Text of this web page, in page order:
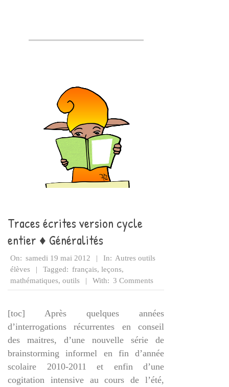
Traces écrites version cycle
entier ♦ Généralités
2012-
05-
19
On: samedi 19 mai 2012 In: Autres outils
élèves
Tagged: français, leçons,
mathématiques, outils With: 3 Comments
[toc] Après quelques années
d’interrogations récurrentes en conseil
des maitres, d’une nouvelle série de
brainstorming informel en fin d’année
scolaire 2010-2011 et enfin d’une
cogitation intensive au cours de l’été,